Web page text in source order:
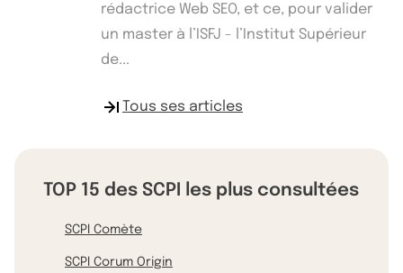
rédactrice Web SEO, et ce, pour valider
un master à l’ISFJ - l’Institut Supérieur
de...
Tous ses articles
TOP 15 des SCPI les plus consultées
SCPI Comète
SCPI Corum Origin